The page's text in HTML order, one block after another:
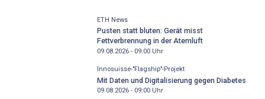
ETH News
Pusten statt bluten: Gerät misst
Fettverbrennung in der Atemluft
09.08.2026 - 09:00Uhr
Innosuisse-"Flagship"-Projekt
Mit Daten und Digitalisierung gegen Diabetes
09.08.2026 - 09:00Uhr